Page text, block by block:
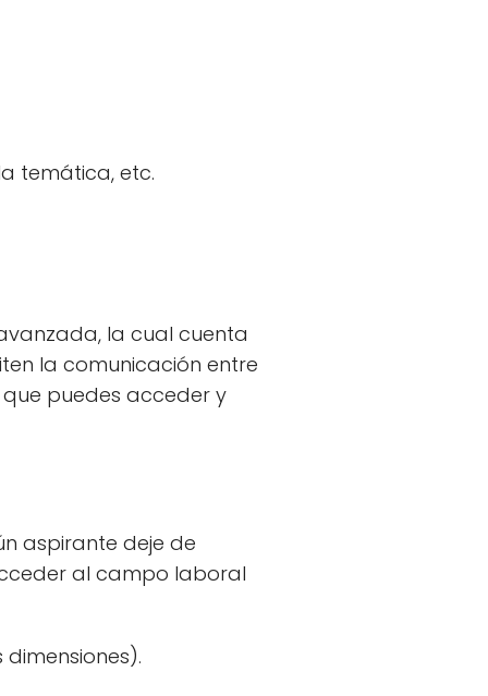
temática, etc.
la cual cuenta
la comunicación entre
puedes acceder y
aspirante deje de
al campo laboral